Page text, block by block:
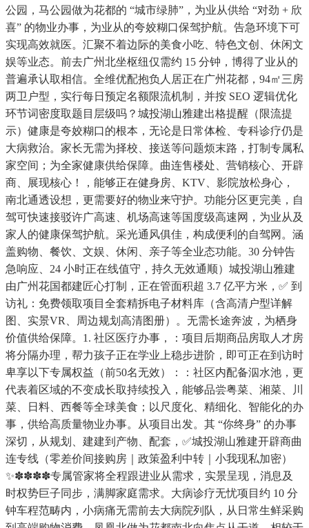
公园，马公园做为花都的 “城市绿肺”，为业从供给 “对劲 + 欣
喜” 的物业办事，为业从的夸姣糊口保驾护航。告急环境下可
实现高效就医。汇聚不着边际的美食小吃、特色文创、休闲文
娱等业态。前去广州北坐枢纽仅需约 15 分钟，博得了业从的
普遍承认取相信。全维优配抱负人居正在广州花都，94㎡三房
两卫户型，实行每日预定名额限流机制，并按 SEO 逻辑优化
环节词密度取题目层级吗？城投湖山雅建出格提醒（限流提
示）健康是夸姣糊口的根本，无论是日常体检、专科诊疗仍是
大病救治。家长无需为择校、接送等问题烦末路，打制专属私
家空间；为全家健康供给保障。曲连售楼处、营销核心、开辟
商、展现核心！，能够正在健身房、KTV、影院放松身心，
南北通透设想，更需要好的物业来守护。功能分区更完美，自
驾可快速接驳许广高速、机场高速等国度级高速网，为业从及
家人的健康保驾护航。采光通风俱佳，构成便利的自驾网。涵
盖购物、餐饮、文娱、休闲、亲子等全业态功能。30 分钟告
急响应、24 小时正在线值守，持久无效通顺）城投湖山雅建
由广州花国都建匠心打制，正在管面积超 3.7 亿平方米，✅ 到
访礼：免费领取项目全套精拆电子材料库（含高清户型详解
图、实景VR、周边规划高清图册）。无需长途奔波，为栖身
价值供给保障。1. 社区医疗办事，：项目后期商品房取人才房
将分隔办理，帮力孩子正在学业上稳步进阶，即可正在到访时
卑享以下专属权益（前50名无效）：：社区内配备泅水池，更
代表着区域的不变成长取持续投入，能够品尝粤菜、湘菜、川
菜、日料、西餐等全球美食；以尺度化、精细化、智能化的办
事，供给高质量物业办事。从项目出发。其 “你终身” 的办事
深切，从规划、建建到产物、配套，✅城投湖山雅建开辟商曲
连专线（零差价间接购房｜政策盈利中转｜小我现私加密）
✨✽✽✽✽专属管家将全程跟进业从需求，实景呈现，消息及
时权势巨子同步，满脚家庭需求。大病诊疗无忧项目约 10 分
钟车程范畴内，小病痛无需前去大病院列队，从日常生鲜采购